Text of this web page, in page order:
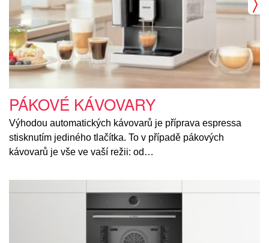
PÁKOVÉ KÁVOVARY
Výhodou automatických kávovarů je příprava espressa
stisknutím jediného tlačítka. To v případě pákových
kávovarů je vše ve vaší režii: od…